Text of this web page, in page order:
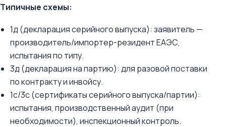
Типичные схемы:
1д (декларация серийного выпуска): заявитель —
производитель/импортер-резидент ЕАЭС,
испытания по типу.
3д (декларация на партию): для разовой поставки
по контракту и инвойсу.
1с/3с (сертификаты серийного выпуска/партии):
испытания, производственный аудит (при
необходимости), инспекционный контроль.